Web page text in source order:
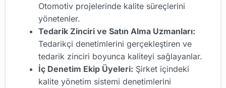
Otomotiv projelerinde kalite süreçlerini
yönetenler.
Tedarik Zinciri ve Satın Alma Uzmanları:
Tedarikçi denetimlerini gerçekleştiren ve
tedarik zinciri boyunca kaliteyi sağlayanlar.
İç Denetim Ekip Üyeleri: Şirket içindeki
kalite yönetim sistemi denetimlerini